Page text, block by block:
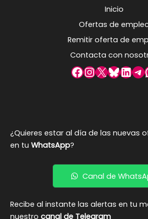
Inicio
Ofertas de
Remitir oferta de
Contacta con
Facebook
Instagram
X
¿Quieres estar al día de las nuevas
en tu WhatsApp?
Canal de
Recibe al instante las alertas en tu
nuestro canal de Telegram